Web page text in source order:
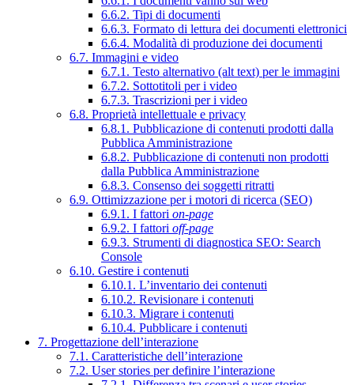
6.6.2. Tipi di documenti
6.6.3. Formato di lettura dei documenti elettronici
6.6.4. Modalità di produzione dei documenti
6.7. Immagini e video
6.7.1. Testo alternativo (alt text) per le immagini
6.7.2. Sottotitoli per i video
6.7.3. Trascrizioni per i video
6.8. Proprietà intellettuale e privacy
6.8.1. Pubblicazione di contenuti prodotti dalla
Pubblica Amministrazione
6.8.2. Pubblicazione di contenuti non prodotti
dalla Pubblica Amministrazione
6.8.3. Consenso dei soggetti ritratti
6.9. Ottimizzazione per i motori di ricerca (SEO)
6.9.1. I fattori on-page
6.9.2. I fattori off-page
6.9.3. Strumenti di diagnostica SEO: Search
Console
6.10. Gestire i contenuti
6.10.1. L’inventario dei contenuti
6.10.2. Revisionare i contenuti
6.10.3. Migrare i contenuti
6.10.4. Pubblicare i contenuti
7. Progettazione dell’interazione
7.1. Caratteristiche dell’interazione
7.2. User stories per definire l’interazione